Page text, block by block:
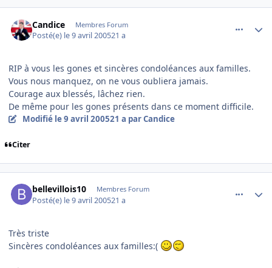
Candice Membres Forum
Posté(e) le 9 avril 200521 a
RIP à vous les gones et sincères condoléances aux familles.
Vous nous manquez, on ne vous oubliera jamais.
Courage aux blessés, lâchez rien.
De même pour les gones présents dans ce moment difficile.
Modifié le 9 avril 200521 a par Candice
Citer
bellevillois10 Membres Forum
Posté(e) le 9 avril 200521 a
Très triste
Sincères condoléances aux familles:(